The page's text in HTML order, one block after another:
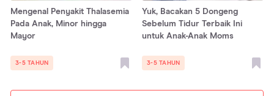
Mengenal Penyakit Thalasemia
Pada Anak, Minor hingga
Mayor
3-5 TAHUN
Yuk, Bacakan 5 Dongeng
Sebelum Tidur Terbaik Ini
untuk Anak-Anak Moms
3-5 TAHUN